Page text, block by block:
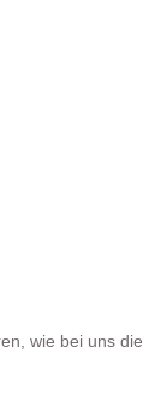
wie bei uns die